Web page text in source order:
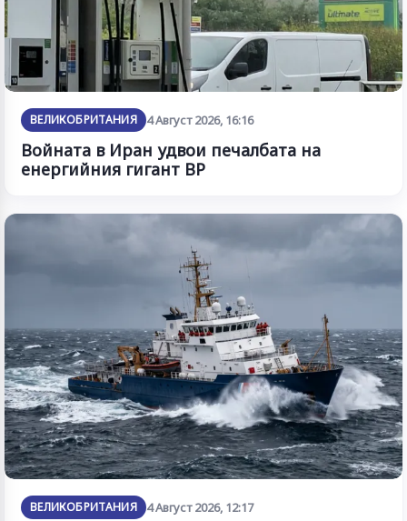
ВЕЛИКОБРИТАНИЯ 4 Август 2026, 16:16
Войната в Иран удвои печалбата на
енергийния гигант BP
ВЕЛИКОБРИТАНИЯ 4 Август 2026, 12:17